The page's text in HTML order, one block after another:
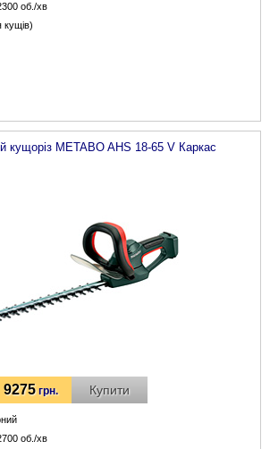
об./хв
кущів)
кущоріз METABO AHS 18-65 V Каркас
9275грн. Купити
об./хв